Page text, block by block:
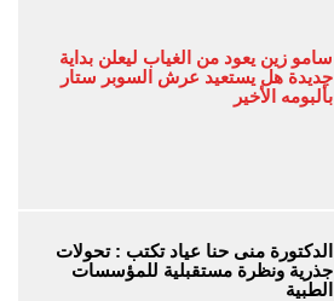
سامو زين يعود من الغياب ليعلن بداية
جديدة هل يستعيد عرش السوبر ستار
بألبومه الأخير
الدكتورة منى حنا عياد تكتب : تحولات
جذرية ونظرة مستقبلية للمؤسسات
الطبية